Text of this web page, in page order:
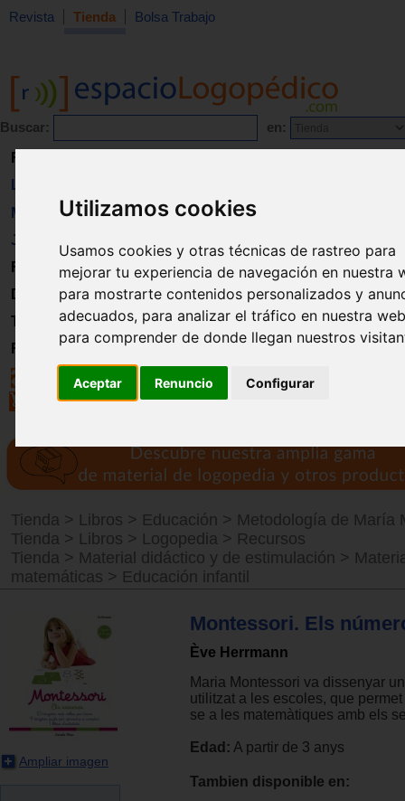
Utilizamos cookies
Usamos cookies y otras técnicas de rastreo para
mejorar tu experiencia de navegación en nuestra
para mostrarte contenidos personalizados y
adecuados, para analizar el tráfico en nuestra
para comprender de donde llegan nuestros
Aceptar Renuncio Configurar
Revista Tienda Bolsa Trabajo
Buscar: en:
Revista
Libros
Material
Juguetes
Formación
Directorio
Trabajo
Registro
Tienda > Libros > Educación > Metodología de María
Tienda > Libros > Logopedia > Recursos
Tienda > Material didáctico y de estimulación >
matemáticas > Educación infantil
Ampliar imagen
Montessori. Els
Ève Herrmann
Maria Montessori va dissenyar
utilitzat a les escoles, que
se a les matemàtiques amb els
Edad: A partir de 3 anys
Tambien disponible en: